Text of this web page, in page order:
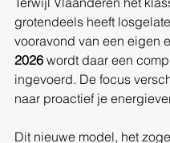
grotendeels heeft
vooravond van een eigen
2026 wordt daar een
ingevoerd. De focus
naar proactief je
Dit nieuwe model, het